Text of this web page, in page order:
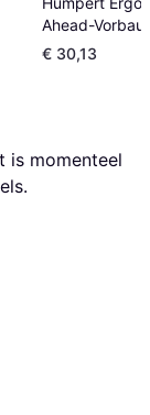
Ahead-Vorbau
Charisma 25,4
90mm
€ 30,13
is momenteel